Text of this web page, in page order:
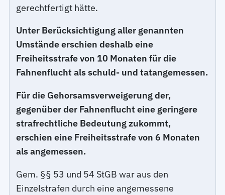
gerechtfertigt hätte.
Unter Berücksichtigung aller genannten
Umstände erschien deshalb eine
Freiheitsstrafe von 10 Monaten für die
Fahnenflucht als schuld- und tatangemessen.
Für die Gehorsamsverweigerung der,
gegenüber der Fahnenflucht eine geringere
strafrechtliche Bedeutung zukommt,
erschien eine Freiheitsstrafe von 6 Monaten
als angemessen.
Gem. §§ 53 und 54 StGB war aus den
Einzelstrafen durch eine angemessene